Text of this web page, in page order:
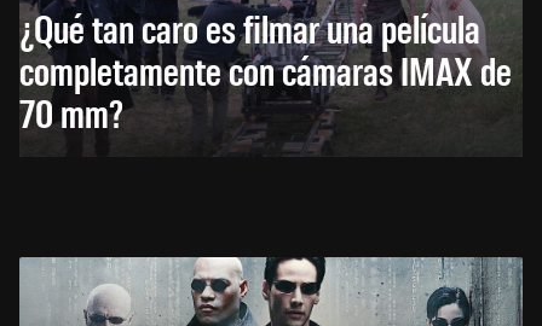
¿Qué tan caro es filmar una película
completamente con cámaras IMAX de
70 mm?